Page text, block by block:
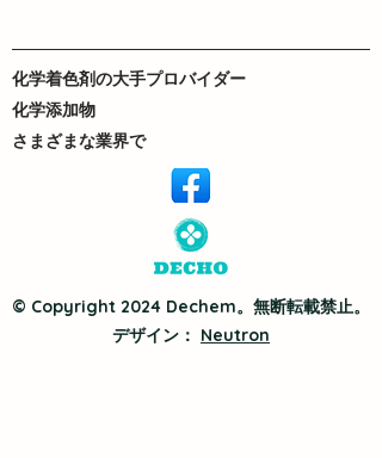
化学着色剤の大手プロバイダー
化学添加物
さまざまな業界で
© Copyright 2024 Dechem。無断転載禁止。
デザイン： Neutron